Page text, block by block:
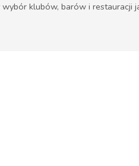
klubów, barów i restauracji